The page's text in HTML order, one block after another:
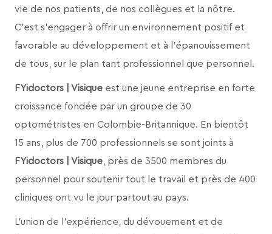
vie de nos patients, de nos collègues et la nôtre.
C'est s'engager à offrir un environnement positif et
favorable au développement et à l’épanouissement
de tous, sur le plan tant professionnel que personnel.
FYidoctors | Visique est une jeune entreprise en forte
croissance fondée par un groupe de 30
optométristes en Colombie-Britannique. En bientôt
15 ans, plus de 700 professionnels se sont joints à
FYidoctors | Visique , près de 3500 membres du
personnel pour soutenir tout le travail et près de 400
cliniques ont vu le jour partout au pays.
L'union de l'expérience, du dévouement et de